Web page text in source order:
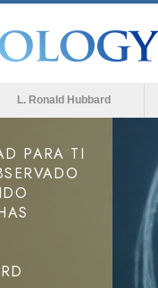
L. Ronald Hubbard
PARA TI